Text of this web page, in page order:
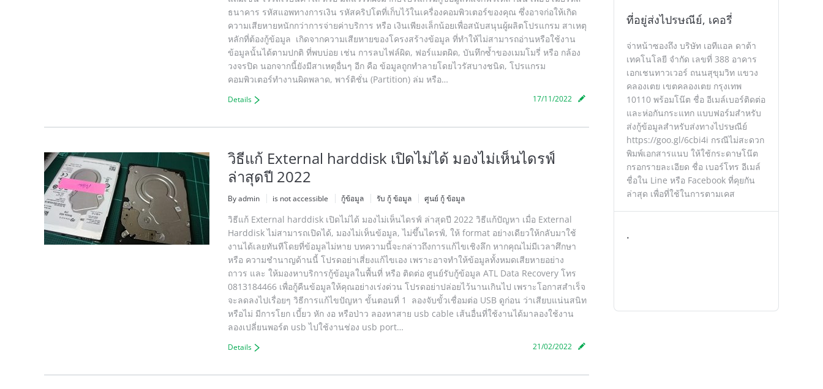
ธนาคาร รหัสแอพทางการเงิน รหัสคริปโตที่เก็บไว้ในเครื่องคอมพิวเตอร์ของคุณ ซึ่งอาจก่อให้เกิด
ความเสียหายหนักกว่าการจ่ายค่าบริการ หรือ เงินเพียงเล็กน้อยเพื่อสนับสนุนผู้ผลิตโปรแกรม สาเหตุ
หลักที่ต้องกู้ข้อมูล เกิดจากความเสียหายของโครงสร้างข้อมูล ที่ทำให้ไม่สามารถอ่านหรือใช้งาน
ข้อมูลนั้นได้ตามปกติ ที่พบบ่อย เช่น การลบไฟล์ผิด, ฟอร์แมตผิด, บันทึกซ้ำของเมมโมรี่ หรือ กล้อง
วงจรปิด นอกจากนี้ยังมีสาเหตุอื่นๆ อีก คือ ข้อมูลถูกทำลายโดยไวรัสบางชนิด, โปรแกรม
คอมพิวเตอร์ทำงานผิดพลาด, พาร์ติชั่น (Partition) ล่ม หรือ…
17/11/2022
Details
วิธีแก้ External harddisk เปิดไม่ได้ มองไม่เห็นไดรฟ์
ล่าสุดปี 2022
By admin is not accessible กู้ข้อมูล รับ กู้ ข้อมูล ศูนย์ กู้ ข้อมูล
วิธีแก้ External harddisk เปิดไม่ได้ มองไม่เห็นไดรฟ์ ล่าสุดปี 2022 วิธีแก้ปัญหา เมื่อ External
Harddisk ไม่สามารถเปิดได้, มองไม่เห็นข้อมูล, ไม่ขึ้นไดรฟ์, ให้ format อย่างเดียวให้กลับมาใช้
งานได้เลยทันทีโดยที่ข้อมูลไม่หาย บทความนี้จะกล่าวถึงการแก้ไขเชิงลึก หากคุณไม่มีเวลาศึกษา
หรือ ความชำนาญด้านนี้ โปรดอย่าเสี่ยงแก้ไขเอง เพราะอาจทำให้ข้อมูลทั้งหมดเสียหายอย่าง
ถาวร และ ให้มองหาบริการกู้ข้อมูลในพื้นที่ หรือ ติดต่อ ศูนย์รับกู้ข้อมูล ATL Data Recovery โทร
0813184466 เพื่อกู้คืนข้อมูลให้คุณอย่างเร่งด่วน โปรดอย่าปล่อยไว้นานเกินไป เพราะโอกาสสำเร็จ
จะลดลงไปเรื่อยๆ วิธีการแก้ไขปัญหา ขั้นตอนที่ 1 ลองจับขั้วเชื่อมต่อ USB ดูก่อน ว่าเสียบแน่นสนิท
หรือไม่ มีการโยก เบี้ยว หัก งอ หรือป่าว ลองหาสาย usb cable เส้นอื่นที่ใช้งานได้มาลองใช้งาน
ลองเปลี่ยนพอร์ต usb ไปใช้งานช่อง usb port…
21/02/2022
Details
ที่อยู่ส่งไปรษณีย์, เคอรี่
จ่าหน้าซองถึง บริษัท เอทีแอล ดาต้า
เทคโนโลยี จำกัด เลขที่ 388 อาคาร
เอกเชนทาวเวอร์ ถนนสุขุมวิท แขวง
คลองเตย เขตคลองเตย กรุงเทพ
10110 พร้อมโน๊ต ชื่อ อีเมล์เบอร์ติดต่อ
และห่อกันกระแทก แบบฟอร์มสำหรับ
ส่งกู้ข้อมูลสำหรับส่งทางไปรษณีย์
https://goo.gl/6cbi4i กรณีไม่สะดวก
พิมพ์เอกสารแนบ ให้ใช้กระดาษโน๊ต
กรอกรายละเอียด ชื่อ เบอร์โทร อีเมล์
ชื่อใน Line หรือ Facebook ที่คุยกัน
ล่าสุด เพื่อที่ใช้ในการตามเคส
.